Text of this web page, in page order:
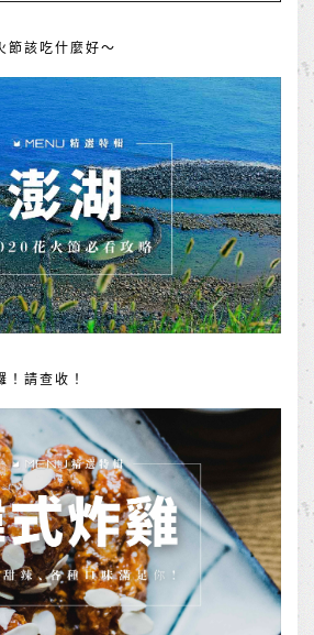
節該吃什麼好～
請查收！